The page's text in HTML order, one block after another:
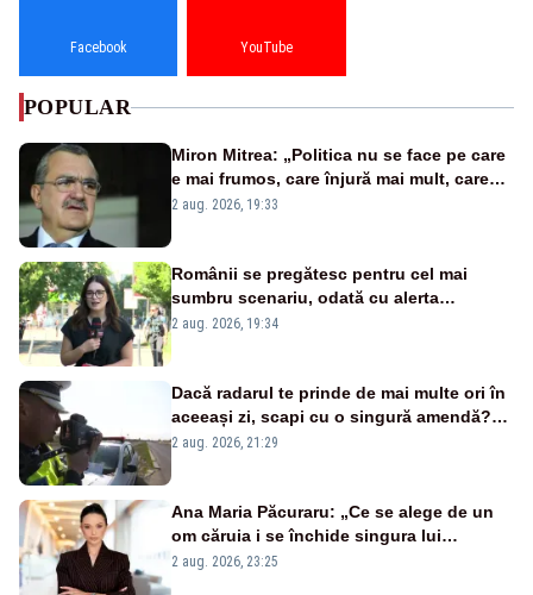
Facebook YouTube
POPULAR
Miron Mitrea: „Politica nu se face pe care
e mai frumos, care înjură mai mult, care
țipă mai tare, ci pe proiecte”
2 aug. 2026, 19:33
Românii se pregătesc pentru cel mai
sumbru scenariu, odată cu alerta
energetică
2 aug. 2026, 19:34
Dacă radarul te prinde de mai multe ori în
aceeași zi, scapi cu o singură amendă?
Ce spune legea
2 aug. 2026, 21:29
Ana Maria Păcuraru: „Ce se alege de un
om căruia i se închide singura lui
portiță?”
2 aug. 2026, 23:25